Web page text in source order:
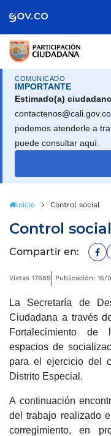
de
COMUNICADO
IMPORTANTE
Estimado(a)
podemos atenderle a
puede consultar aquí.
Inicio Control social
Control social
Compartir en:
Vistas 17689 Publicación: 16/
La Secretaría de
Ciudadana a través
Fortalecimiento de
espacios de
para el ejercicio del
Distrito Especial.
A continuación
del trabajo realizado
corregimiento, en